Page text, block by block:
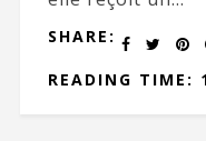
SHARE:
READING TIME: